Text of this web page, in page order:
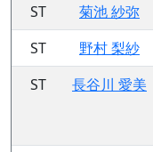
ST
菊池 紗弥
ST
野村 梨紗
ST
長谷川 愛美